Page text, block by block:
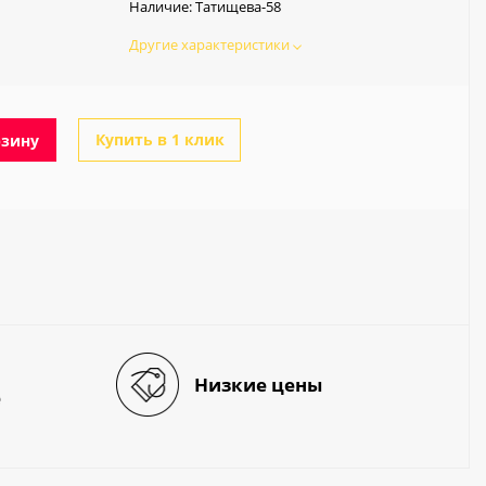
Наличие:Татищева-58
Другие характеристики
Купить в 1 клик
Низкие цены